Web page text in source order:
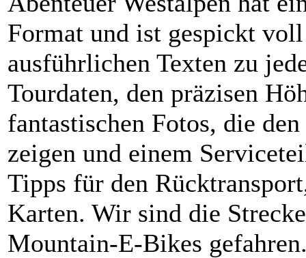
Format und ist gespickt
ausführlichen Texten zu
Tourdaten, den präzisen
fantastischen Fotos, die
zeigen und einem
Tipps für den
Karten. Wir sind die
Mountain-E-Bikes